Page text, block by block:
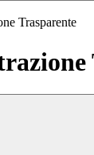
Trasparente